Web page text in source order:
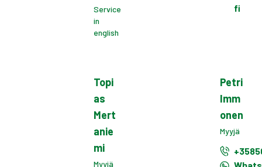
Service
in
english
fi
Topi
as
Mert
anie
mi
Myyjä
Petri
Imm
onen
Myyjä